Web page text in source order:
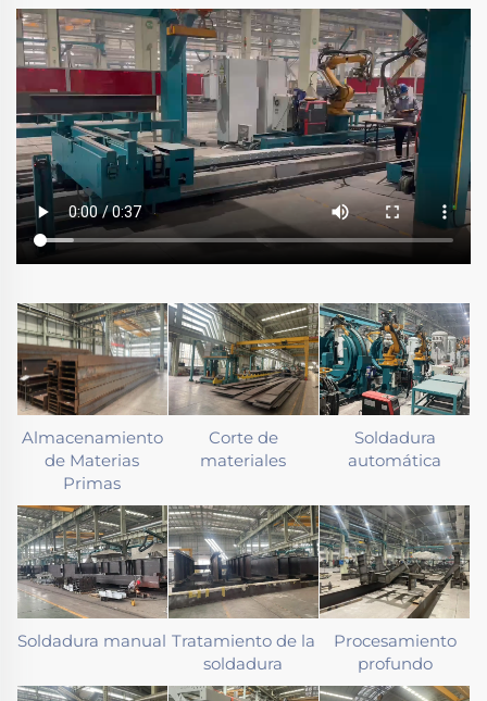
Almacenamiento
de Materias
Primas
Corte de
materiales
Soldadura
automática
Soldadura manual Tratamiento de la
soldadura
Procesamiento
profundo